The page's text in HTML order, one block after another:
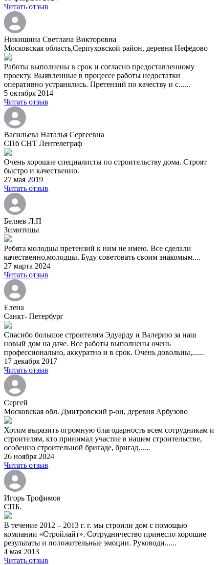
Читать отзыв
Никишина Светлана Викторовна
Московская область,Серпуховской район, деревня Нефёдово
Работы выполнены в срок и согласно предоставленному
проекту. Выявленные в процессе работы недостатки
оперативно устранялись. Претензий по качеству и с......
5 октября 2014
Читать отзыв
Васильева Наталья Сергеевна
СПб СНТ Лентелеграф
Очень хорошие специалисты по строительству дома. Строят
быстро и качественно.
27 мая 2019
Читать отзыв
Беляев Л.П
Зимитицы
Ребята молодцы претензий к ним не имею. Все сделали
качественно,молодцы. Буду советовать своим знакомым....
27 марта 2024
Читать отзыв
Елена
Санкт- Петербург
Спасибо большое строителям Эдуарду и Валерию за наш
новый дом на даче. Все работы выполнены очень
профессионально, аккуратно и в срок. Очень довольны,......
17 декабря 2017
Читать отзыв
Сергей
Московская обл. Дмитровский р-он, деревня Арбузово
Хотим выразить огромную благодарность всем сотрудникам и
строителям, кто принимал участие в нашем строительстве,
особенно строительной бригаде, бригад......
26 ноября 2024
Читать отзыв
Игорь Трофимов
СПБ.
В течение 2012 – 2013 г. г. мы строили дом с помощью
компании «Стройлайт». Сотрудничество принесло хорошие
результаты и положительные эмоции. Руководи......
4 мая 2013
Читать отзыв